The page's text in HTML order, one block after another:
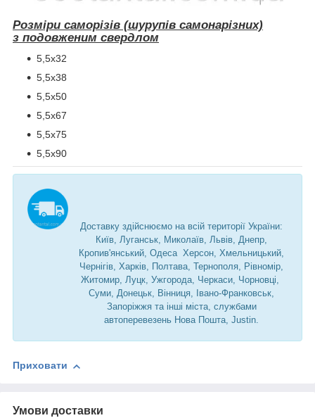
Розміри саморізів (шурупів самонарізних)
з подовженим свердлом
5,5х32
5,5х38
5,5х50
5,5х67
5,5х75
5,5х90
Доставку здійснюємо на всій території України:
Київ, Луганськ, Миколаїв, Львів, Днепр,
Кропив'янський, Одеса Херсон, Хмельницький,
Чернігів, Харків, Полтава, Тернополя, Рівномір,
Житомир, Луцк, Ужгорода, Черкаси, Чорновці,
Суми, Донецьк, Вінниця, Івано-Франковськ,
Запоріжжя та інші міста, службами
автоперевезень Нова Пошта, Justin.
Приховати
Умови доставки